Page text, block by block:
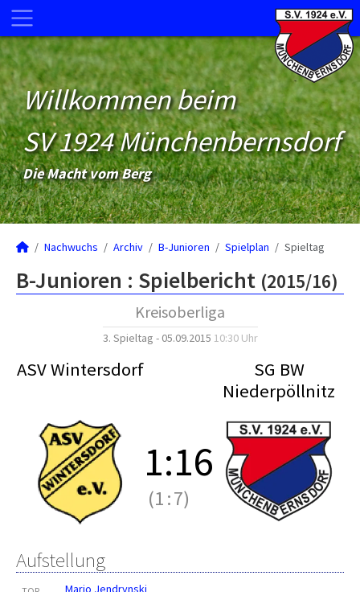
Willkommen beim
SV 1924 Münchenbernsdorf
Die Macht vom Berg
Nachwuchs Archiv B-Junioren Spielplan Spieltag
B-Junioren : Spielbericht (2015/16)
Kreisoberliga
3. Spieltag - 05.09.2015 10:30 Uhr
ASV Wintersdorf
SG BW
Niederpöllnitz
1:16
(1:7)
Aufstellung
Mario Jendrynski